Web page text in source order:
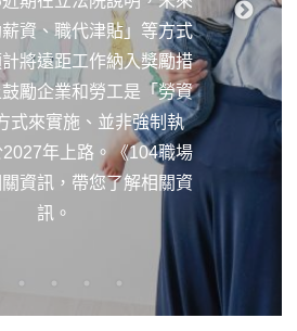
資、職代津貼」等方式
將遠距工作納入獎勵措
勵企業和勞工是「勞資
式來實施、並非強制執
年上路。《104職場
資訊，帶您了解相關資
訊。